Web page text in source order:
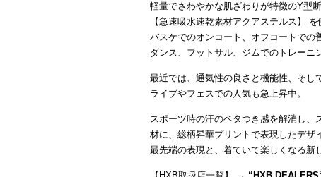
軽量でさわやかな肌ざわりが特徴のY型
【急速吸水速乾素材アクアステルス】
バスケでのオンコート、オフコートでの
ダンス、フットサル、ジムでのトレーニ
最近では、通気性の良さと機能性、そし
ライブやフェスでの人気も急上昇中。
スポーツ時の汗のベタつき感を解消し
材に、総柄昇華プリントで表現したデザ
最先端の表現と、着ていて楽しくなる新